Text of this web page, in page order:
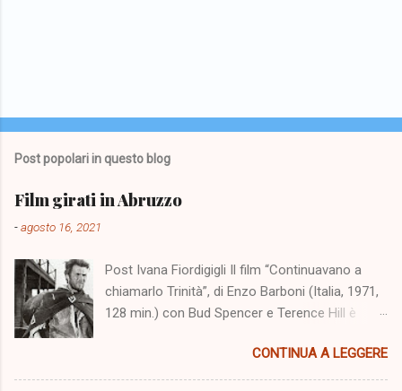
t
u
n
c
m
m
e
n
t
o
Post popolari in questo blog
Film girati in Abruzzo
-agosto 16, 2021
Post Ivana Fiordigigli Il film “Continuavano a
chiamarlo Trinità”, di Enzo Barboni (Italia, 1971,
128 min.) con Bud Spencer e Terence Hill è
Campo Imperatore cinquanta anni fa. Il 5
agosto 2021 a Fonte Vetica un numeroso
CONTINUA A LEGGERE